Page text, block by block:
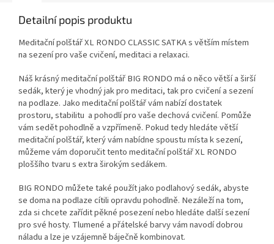
Detailní popis produktu
Meditační polštář XL RONDO CLASSIC SATKA s větším místem
na sezení pro vaše cvičení, meditaci a relaxaci.
Náš krásný meditační polštář BIG RONDO má o něco větší a širší
sedák, který je vhodný jak pro meditaci, tak pro cvičení a sezení
na podlaze. Jako meditační polštář vám nabízí dostatek
prostoru, stabilitu a pohodlí pro vaše dechová cvičení. Pomůže
vám sedět pohodlně a vzpřímeně. Pokud tedy hledáte větší
meditační polštář, který vám nabídne spoustu místa k sezení,
můžeme vám doporučit tento meditační polštář XL RONDO
ploššího tvaru s extra širokým sedákem.
BIG RONDO můžete také použít jako podlahový sedák, abyste
se doma na podlaze cítili opravdu pohodlně. Nezáleží na tom,
zda si chcete zařídit pěkné posezení nebo hledáte další sezení
pro své hosty. Tlumené a přátelské barvy vám navodí dobrou
náladu a lze je vzájemně báječně kombinovat.